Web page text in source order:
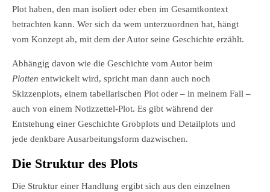
Plot haben, den man isoliert oder eben im Gesamtkontext
betrachten kann. Wer sich da wem unterzuordnen hat, hängt
vom Konzept ab, mit dem der Autor seine Geschichte erzählt.
Abhängig davon wie die Geschichte vom Autor beim
Plotten entwickelt wird, spricht man dann auch noch
Skizzenplots, einem tabellarischen Plot oder – in meinem Fall –
auch von einem Notizzettel-Plot. Es gibt während der
Entstehung einer Geschichte Grobplots und Detailplots und
jede denkbare Ausarbeitungsform dazwischen.
Die Struktur des Plots
Die Struktur einer Handlung ergibt sich aus den einzelnen